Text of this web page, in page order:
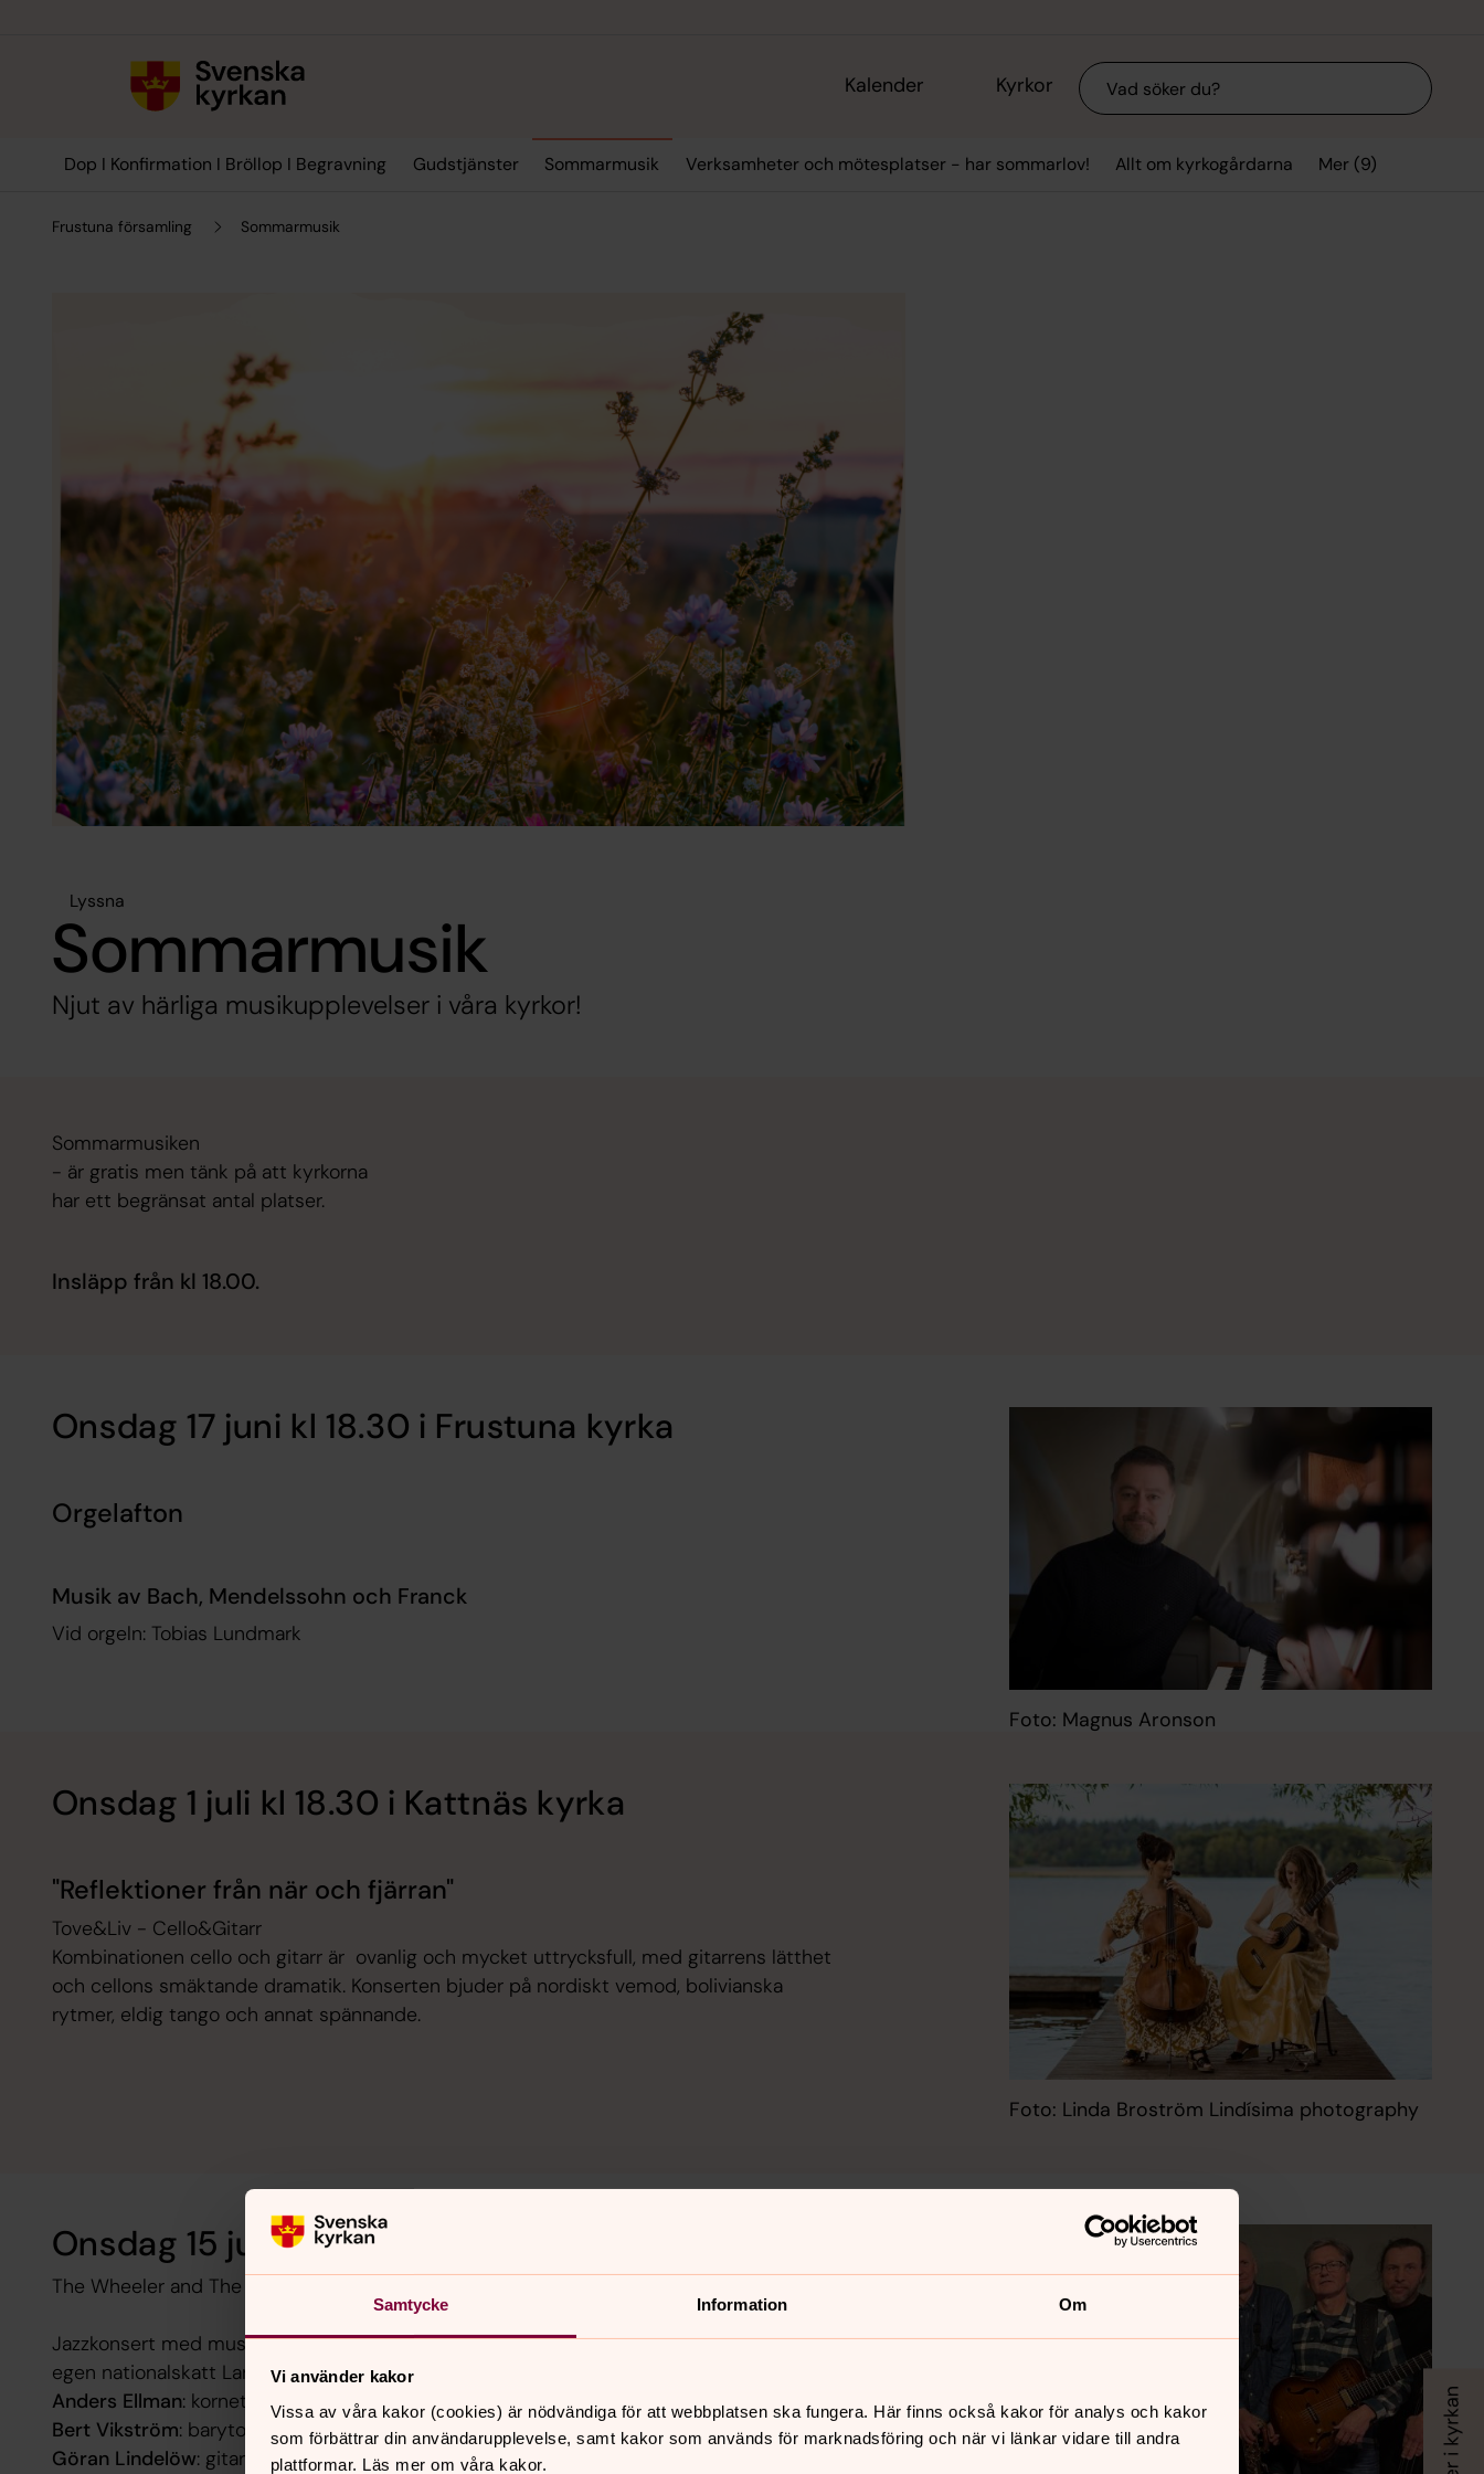
Samtycke Information Om
Vi använder kakor
Vissa av våra kakor (cookies) är nödvändiga för att webbplatsen ska fungera. Här finns också kakor för analys och kakor
som förbättrar din användarupplevelse, samt kakor som används för marknadsföring och när vi länkar vidare till andra
plattformar. Läs mer om våra kakor.
Kalender Kyrkor Sök
Dop I Konfirmation I Bröllop I Begravning Gudstjänster Sommarmusik Verksamheter och mötesplatser - har sommarlov! Allt om kyrkogårdarna Mer (9)
Frustuna församling Sommarmusik
Lyssna
Sommarmusik
Njut av härliga musikupplevelser i våra kyrkor!
Sommarmusiken
- är gratis men tänk på att kyrkorna
har ett begränsat antal platser.
Insläpp från kl 18.00.
Onsdag 17 juni kl 18.30 i Frustuna kyrka
Orgelafton
Musik av Bach, Mendelssohn och Franck
Vid orgeln: Tobias Lundmark
Foto: Magnus Aronson
Onsdag 1 juli kl 18.30 i Kattnäs kyrka
"Reflektioner från när och fjärran"
Tove&Liv - Cello&Gitarr
Kombinationen cello och gitarr är ovanlig och mycket uttrycksfull, med gitarrens lätthet
och cellons smäktande dramatik. Konserten bjuder på nordiskt vemod, bolivianska
rytmer, eldig tango och annat spännande.
Foto: Linda Broström Lindísima photography
Onsdag 15 juli kl 18.30 i Frustuna kyrka
The Wheeler and The Farmer
Jazzkonsert med musik av trumpetgenierna Kenny Wheeler och Art Farmer samt vår
egen nationalskatt Lars Gullin
Anders Ellman: kornett och flügelhorn
Bert Vikström: barytonsaxofon
Göran Lindelöw: gitarr